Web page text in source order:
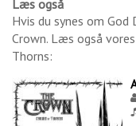
Læs også
Hvis du synes om God
Crown. Læs også
Thorns: